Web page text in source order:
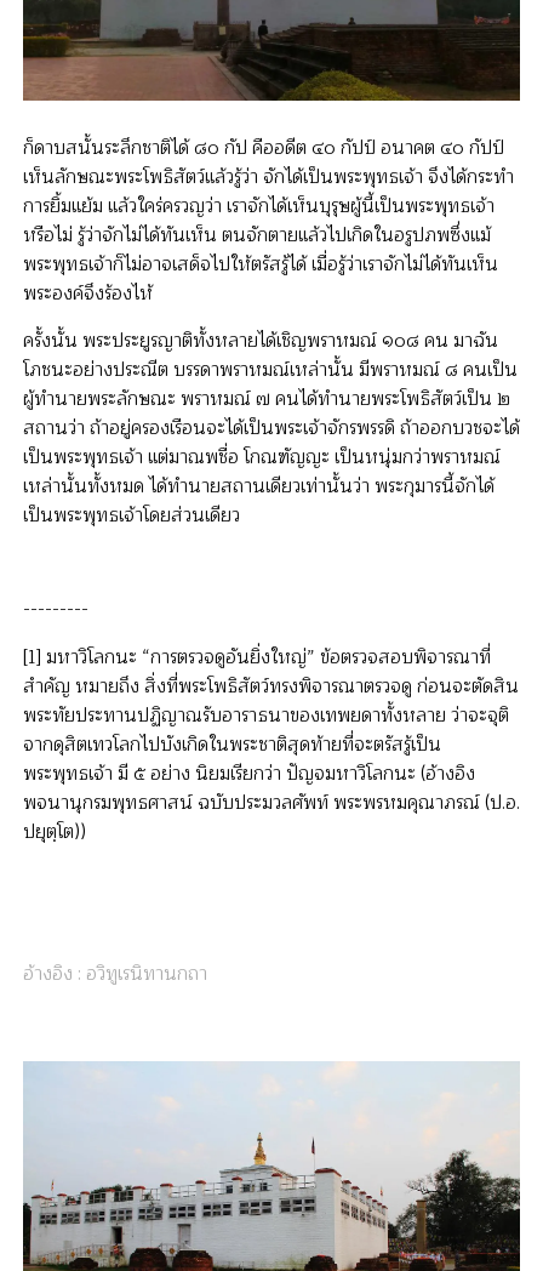
ก็ดาบสนั้นระลึกชาติได้ ๘๐ กัป คืออดีต ๔๐ กัปป์ อนาคต ๔๐ กัปป์
เห็นลักษณะพระโพธิสัตว์แล้วรู้ว่า จักได้เป็นพระพุทธเจ้า จึงได้กระทำ
การยิ้มแย้ม แล้วใคร่ครวญว่า เราจักได้เห็นบุรุษผู้นี้เป็นพระพุทธเจ้า
หรือไม่ รู้ว่าจักไม่ได้ทันเห็น ตนจักตายแล้วไปเกิดในอรูปภพซึ่งแม้
พระพุทธเจ้าก็ไม่อาจเสด็จไปให้ตรัสรู้ได้ เมื่อรู้ว่าเราจักไม่ได้ทันเห็น
พระองค์จึงร้องไห้
ครั้งนั้น พระประยูรญาติทั้งหลายได้เชิญพราหมณ์ ๑๐๘ คน มาฉัน
โภชนะอย่างประณีต บรรดาพราหมณ์เหล่านั้น มีพราหมณ์ ๘ คนเป็น
ผู้ทำนายพระลักษณะ พราหมณ์ ๗ คนได้ทำนายพระโพธิสัตว์เป็น ๒
สถานว่า ถ้าอยู่ครองเรือนจะได้เป็นพระเจ้าจักรพรรดิ ถ้าออกบวชจะได้
เป็นพระพุทธเจ้า แต่มาณพชื่อ โกณฑัญญะ เป็นหนุ่มกว่าพราหมณ์
เหล่านั้นทั้งหมด ได้ทำนายสถานเดียวเท่านั้นว่า พระกุมารนี้จักได้
เป็นพระพุทธเจ้าโดยส่วนเดียว
---------
[1] มหาวิโลกนะ “การตรวจดูอันยิ่งใหญ่” ข้อตรวจสอบพิจารณาที่
สำคัญ หมายถึง สิ่งที่พระโพธิสัตว์ทรงพิจารณาตรวจดู ก่อนจะตัดสิน
พระทัยประทานปฏิญาณรับอาราธนาของเทพยดาทั้งหลาย ว่าจะจุติ
จากดุสิตเทวโลกไปบังเกิดในพระชาติสุดท้ายที่จะตรัสรู้เป็น
พระพุทธเจ้า มี ๕ อย่าง นิยมเรียกว่า ปัญจมหาวิโลกนะ (อ้างอิง
พจนานุกรมพุทธศาสน์ ฉบับประมวลศัพท์ พระพรหมคุณาภรณ์ (ป.อ.
ปยุตฺโต))
อ้างอิง : อวิทูเรนิทานกถา